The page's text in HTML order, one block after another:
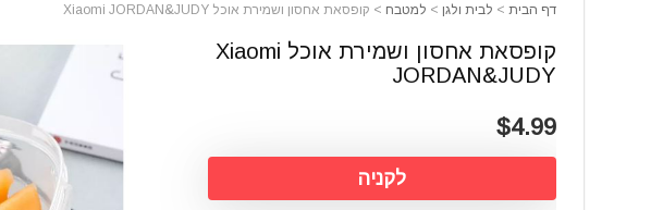
דף הבית > לבית ולגן > למטבח > קופסאת אחסון ושמירת אוכל Xiaomi JORDAN&JUDY
קופסאת אחסון ושמירת אוכל Xiaomi
JORDAN&JUDY
$4.99
לקניה